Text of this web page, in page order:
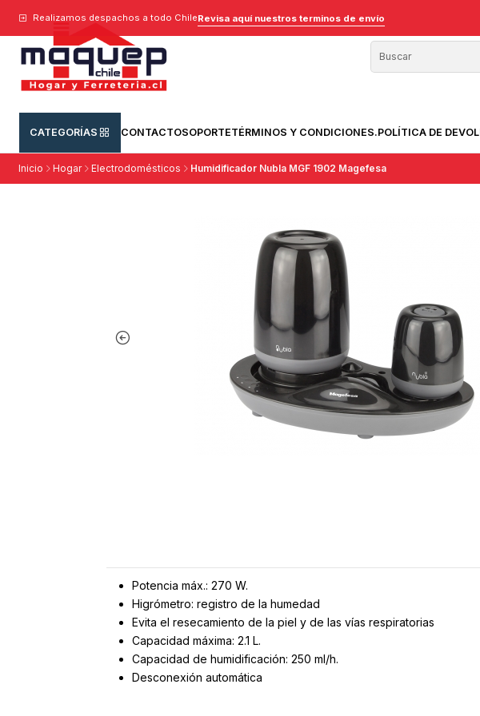
CATEGORÍAS CONTACTOSOPORTETÉRMINOS Y CONDICIONES.POLÍTICA DE
Realizamos despachos a todo ChileRevisa aquí nuestros terminos de envío
Inicio Hogar Electrodomésticos Humidificador Nubla MGF 1902 Magefesa
Potencia máx.: 270 W.
Higrómetro: registro de la humedad
Evita el resecamiento de la piel y de las vías respiratorias
Capacidad máxima: 2.1 L.
Capacidad de humidificación: 250 ml/h.
Desconexión automática